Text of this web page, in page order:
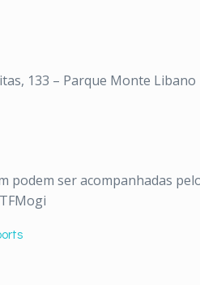
133 – Parque Monte Libano
podem ser acompanhadas